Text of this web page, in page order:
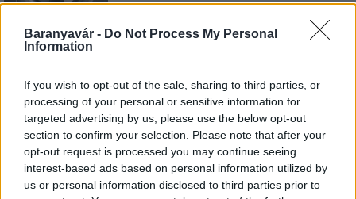
Baranyavár - Do Not Process My Personal
Information
If you wish to opt-out of the sale, sharing to third parties, or
processing of your personal or sensitive information for
targeted advertising by us, please use the below opt-out
section to confirm your selection. Please note that after your
opt-out request is processed you may continue seeing
interest-based ads based on personal information utilized by
us or personal information disclosed to third parties prior to
Minden, amit a GED Afrika projektről
tudni kell
Kultúra
Kihívások labirintusában